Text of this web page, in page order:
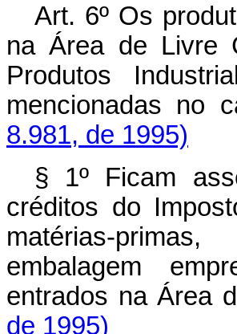
Art. 6º Os
na Área de Livre
Produtos
mencionadas no
8.981, de 1995)
§ 1º Ficam
créditos do
matérias-
embalagem
entrados na Área
de 1995)